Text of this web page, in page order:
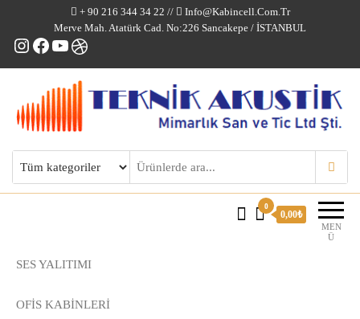
+ 90 216 344 34 22 //
Info@kabincell.com.tr
Merve Mah. Atatürk Cad. No:226 Sancakepe / İSTANBUL
Instagram
Facebook
YouTube
Dribbble
Kabincell Ofis Kabinleri
MEN
Ü
0
0,00₺
SES YALITIMI
OFİS KABİNLERİ